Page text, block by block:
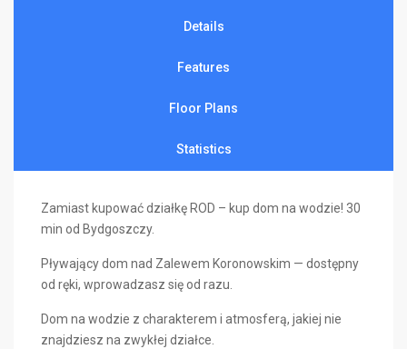
Details
Features
Floor Plans
Statistics
Zamiast kupować działkę ROD – kup dom na wodzie! 30
min od Bydgoszczy.
Pływający dom nad Zalewem Koronowskim — dostępny
od ręki, wprowadzasz się od razu.
Dom na wodzie z charakterem i atmosferą, jakiej nie
znajdziesz na zwykłej działce.